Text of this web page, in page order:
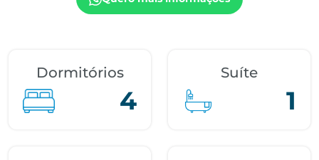
Dormitórios
4
Suíte
1